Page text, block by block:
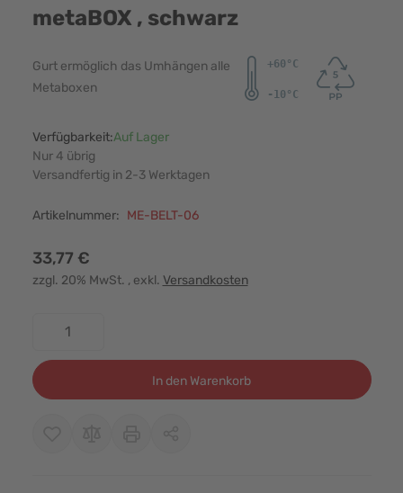
metaBOX , schwarz
Gurt ermöglich das Umhängen alle
Metaboxen
Verfügbarkeit:Auf Lager
Nur 4 übrig
Versandfertig in 2-3 Werktagen
Artikelnummer: ME-BELT-06
33,77 €
zzgl. 20% MwSt. , exkl. Versandkosten
In den Warenkorb